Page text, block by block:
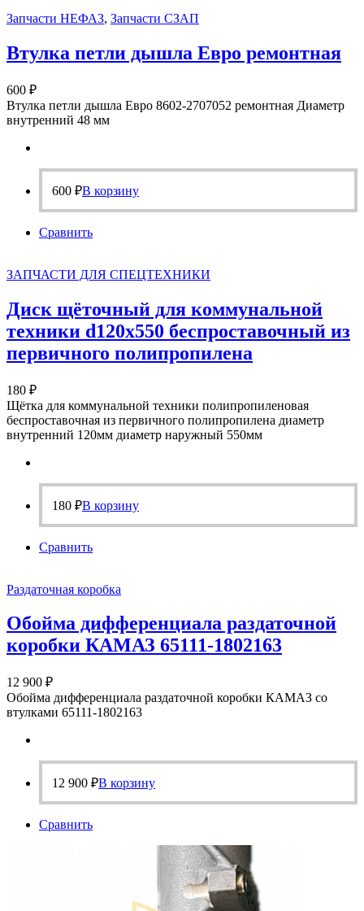
Запчасти НЕФАЗ, Запчасти СЗАП
Втулка петли дышла Евро ремонтная
600 ₽
Втулка петли дышла Евро 8602-2707052 ремонтная Диаметр
внутренний 48 мм
600 ₽В корзину
Сравнить
ЗАПЧАСТИ ДЛЯ СПЕЦТЕХНИКИ
Диск щёточный для коммунальной
техники d120х550 беспроставочный из
первичного полипропилена
180 ₽
Щётка для коммунальной техники полипропиленовая
беспроставочная из первичного полипропилена диаметр
внутренний 120мм диаметр наружный 550мм
180 ₽В корзину
Сравнить
Раздаточная коробка
Обойма дифференциала раздаточной
коробки КАМАЗ 65111-1802163
12 900 ₽
Обойма дифференциала раздаточной коробки КАМАЗ со
втулками 65111-1802163
12 900 ₽В корзину
Сравнить